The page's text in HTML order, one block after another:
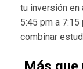
tu inversión en
5:45 pm a
combinar